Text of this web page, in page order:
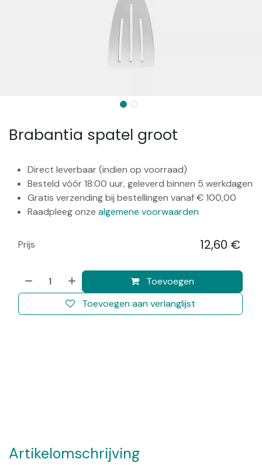
Brabantia spatel groot
Direct leverbaar (indien op voorraad)
Besteld vóór 18:00 uur, geleverd binnen 5 werkdagen
Gratis verzending bij bestellingen vanaf € 100,00
Raadpleeg onze algemene voorwaarden
Toevoegen
Toevoegen aan verlanglijst
Prijs 12,60 €
Artikelomschrijving